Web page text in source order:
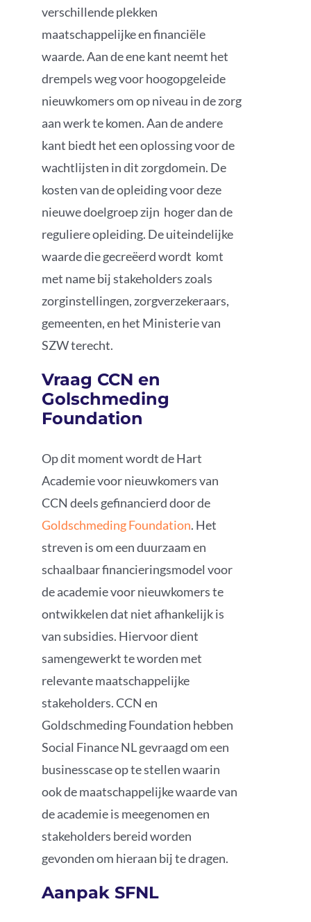
verschillende plekken
maatschappelijke en financiële
waarde. Aan de ene kant neemt het
drempels weg voor hoogopgeleide
nieuwkomers om op niveau in de zorg
aan werk te komen. Aan de andere
kant biedt het een oplossing voor de
wachtlijsten in dit zorgdomein. De
kosten van de opleiding voor deze
nieuwe doelgroep zijn hoger dan de
reguliere opleiding. De uiteindelijke
waarde die gecreëerd wordt komt
met name bij stakeholders zoals
zorginstellingen, zorgverzekeraars,
gemeenten, en het Ministerie van
SZW terecht.
Vraag CCN en
Golschmeding
Foundation
Op dit moment wordt de Hart
Academie voor nieuwkomers van
CCN deels gefinancierd door de
Goldschmeding Foundation. Het
streven is om een duurzaam en
schaalbaar financieringsmodel voor
de academie voor nieuwkomers te
ontwikkelen dat niet afhankelijk is
van subsidies. Hiervoor dient
samengewerkt te worden met
relevante maatschappelijke
stakeholders. CCN en
Goldschmeding Foundation hebben
Social Finance NL gevraagd om een
businesscase op te stellen waarin
ook de maatschappelijke waarde van
de academie is meegenomen en
stakeholders bereid worden
gevonden om hieraan bij te dragen.
Aanpak SFNL